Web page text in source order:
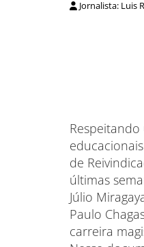
Jornalista: Luis
de
últimas
Júlio
Paulo
carreira